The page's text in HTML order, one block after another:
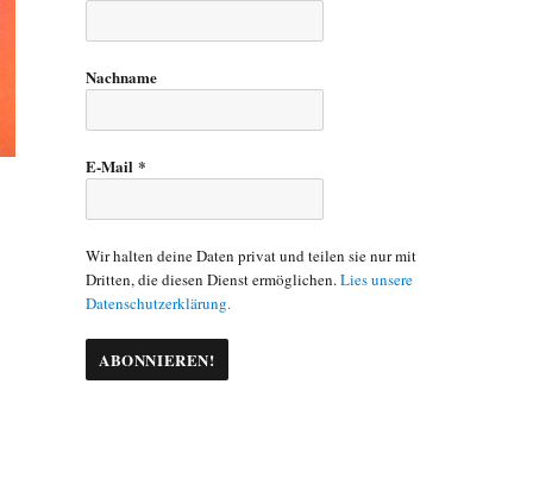
Nachname
E-Mail *
Wir halten deine Daten privat und teilen sie nur mit
Dritten, die diesen Dienst ermöglichen.Lies unsere
Datenschutzerklärung.